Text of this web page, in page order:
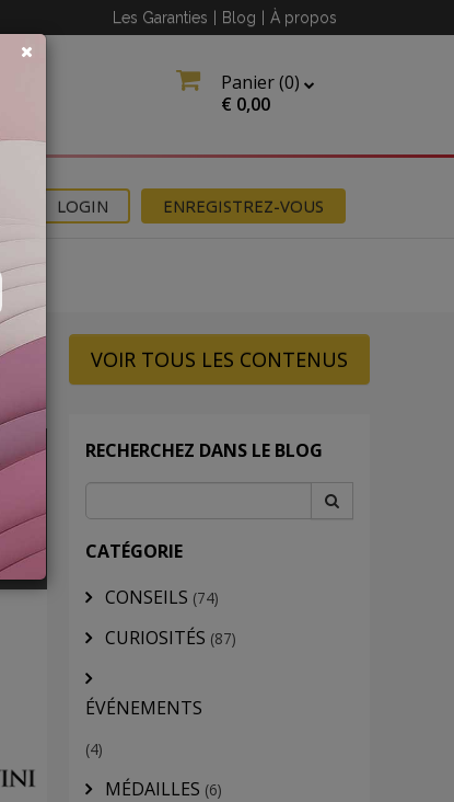
Les Garanties Blog À propos
Panier (0)
€ 0,00
ENREGISTREZ-VOUS
LOGIN
VOIR TOUS LES CONTENUS
RECHERCHEZ DANS LE BLOG
CATÉGORIE
CONSEILS (74)
CURIOSITÉS (87)
ÉVÉNEMENTS
(4)
MÉDAILLES (6)